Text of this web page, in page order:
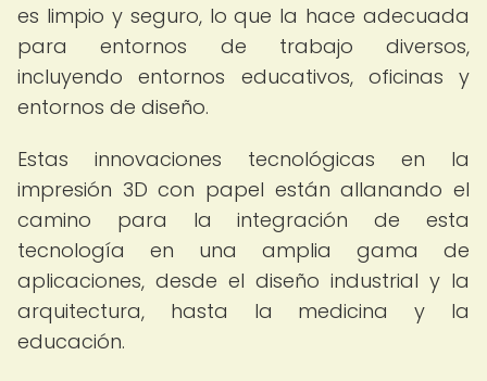
es limpio y seguro, lo que la hace adecuada
para entornos de trabajo diversos,
incluyendo entornos educativos, oficinas y
entornos de diseño.
Estas innovaciones tecnológicas en la
impresión 3D con papel están allanando el
camino para la integración de esta
tecnología en una amplia gama de
aplicaciones, desde el diseño industrial y la
arquitectura, hasta la medicina y la
educación.